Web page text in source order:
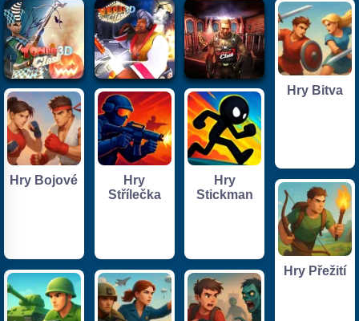
Hry Bitva
Hry Bojové
Hry
Střílečka
Hry
Stickman
Hry Přežití